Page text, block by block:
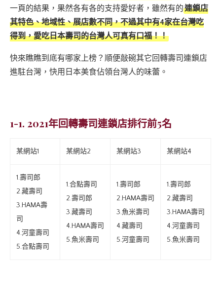
一頁的結果，果然各有各的支持愛好者，雖然有的連鎖店
其特色、地域性、展店數不同，不過其中有4家在台灣吃
得到，愛吃日本壽司的台灣人可真有口福！！
快來瞧瞧到底有哪家上榜？順便敲碗其它回轉壽司連鎖店
進駐台灣，快用日本美食佔領台灣人的味蕾。
1-1. 2021年回轉壽司連鎖店排行前5名
某網站1 某網站2 某網站3 某網站4
1.壽司郎
2.藏壽司
3.HAMA壽
司
4.河童壽司
5.合點壽司
1.合點壽司
2.壽司郎
3.藏壽司
4.HAMA壽司
5.魚米壽司
1.壽司郎
2.HAMA壽司
3.魚米壽司
4.藏壽司
5.河童壽司
1.壽司郎
2.藏壽司
3.HAMA壽司
4.河童壽司
5.魚米壽司